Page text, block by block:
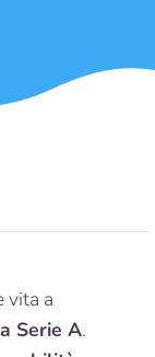
vita a
Serie A.